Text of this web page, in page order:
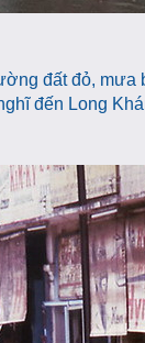
đất đỏ, mưa
đến Long